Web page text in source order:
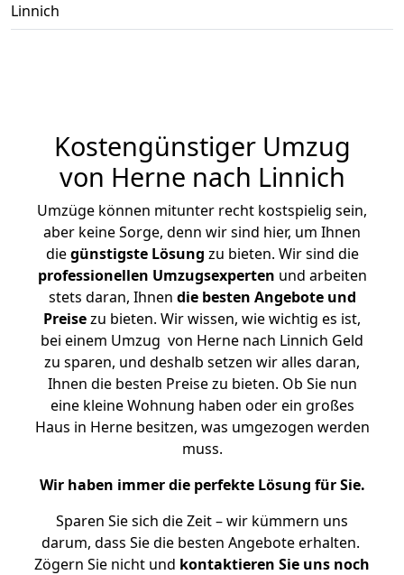
Linnich
Kostengünstiger Umzug
von Herne nach Linnich
Umzüge können mitunter recht kostspielig sein,
aber keine Sorge, denn wir sind hier, um Ihnen
diegünstigste Lösung zu bieten. Wir sind die
professionellen Umzugsexperten und arbeiten
stets daran, Ihnen die besten Angebote und
Preisezu bieten. Wir wissen, wie wichtig es ist,
bei einem Umzug von Herne nach Linnich Geld
zu sparen, und deshalb setzen wir alles daran,
Ihnen die besten Preise zu bieten. Ob Sie nun
eine kleine Wohnung haben oder ein großes
Haus in Herne besitzen, was umgezogen werden
muss.
Wir haben immer die perfekte Lösung für Sie.
Sparen Sie sich die Zeit – wir kümmern uns
darum, dass Sie die besten Angebote erhalten.
Zögern Sie nicht und kontaktieren Sie uns noch